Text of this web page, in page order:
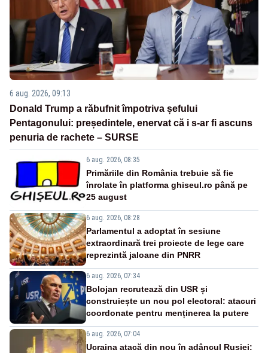
6 aug. 2026, 09:13
Donald Trump a răbufnit împotriva șefului
Pentagonului: președintele, enervat că i s-ar fi ascuns
penuria de rachete – SURSE
6 aug. 2026, 08:35
Primăriile din România trebuie să fie
înrolate în platforma ghiseul.ro până pe
25 august
6 aug. 2026, 08:28
Parlamentul a adoptat în sesiune
extraordinară trei proiecte de lege care
reprezintă jaloane din PNRR
6 aug. 2026, 07:34
Bolojan recrutează din USR și
construiește un nou pol electoral: atacuri
coordonate pentru menținerea la putere
6 aug. 2026, 07:04
Ucraina atacă din nou în adâncul Rusiei: